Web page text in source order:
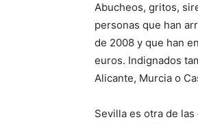
Abucheos, gritos,
personas que han
de 2008 y que han
euros. Indignados
Alicante, Murcia o
Sevilla es otra de